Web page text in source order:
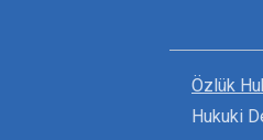
Özlük
Hukuki